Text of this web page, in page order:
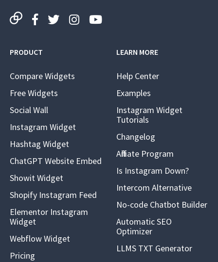
PRODUCT
Compare Widgets
Free Widgets
Social Wall
Instagram Widget
Hashtag Widget
ChatGPT Website Embed
Showit Widget
Shopify Instagram Feed
Elementor Instagram
Widget
Webflow Widget
Pricing
LEARN MORE
Help Center
Examples
Instagram Widget
Tutorials
Changelog
Affiliate Program
Is Instagram Down?
Intercom Alternative
No-code Chatbot Builder
Automatic SEO
Optimizer
LLMS TXT Generator